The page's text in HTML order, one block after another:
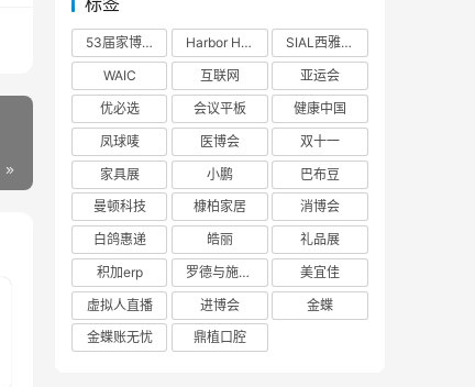
标签
53届家博会 Harbor House
SIAL西雅展
WAIC
互联网
亚运会
优必选
会议平板
健康中国
凤球唛
医博会
双十一
家具展
小鹏
巴布豆
曼顿科技
槺柏家居
消博会
白鸽惠递
皓丽
礼品展
积加erp
罗德与施瓦茨
美宜佳
虚拟人直播
进博会
金蝶
金蝶账无忧
鼎植口腔